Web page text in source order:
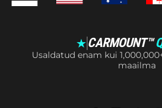
★CARMOUNT™
Usaldatud enam kui
maailma